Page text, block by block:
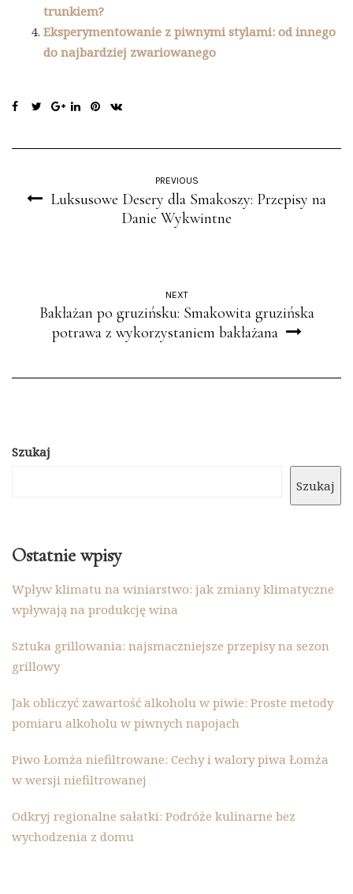
trunkiem?
Eksperymentowanie z piwnymi stylami: od innego
do najbardziej zwariowanego
PREVIOUS
Luksusowe Desery dla Smakoszy: Przepisy na
Danie Wykwintne
NEXT
Bakłażan po gruzińsku: Smakowita gruzińska
potrawa z wykorzystaniem bakłażana
Szukaj
Szukaj
Ostatnie wpisy
Wpływ klimatu na winiarstwo: jak zmiany klimatyczne
wpływają na produkcję wina
Sztuka grillowania: najsmaczniejsze przepisy na sezon
grillowy
Jak obliczyć zawartość alkoholu w piwie: Proste metody
pomiaru alkoholu w piwnych napojach
Piwo Łomża niefiltrowane: Cechy i walory piwa Łomża
w wersji niefiltrowanej
Odkryj regionalne sałatki: Podróże kulinarne bez
wychodzenia z domu